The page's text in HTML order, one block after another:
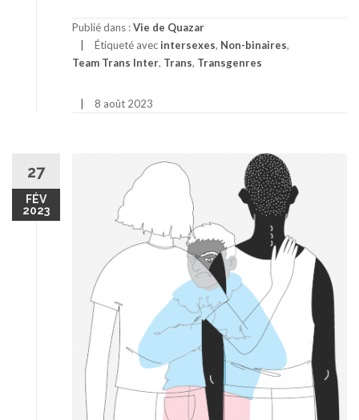
Publié dans :Vie de Quazar
Étiqueté avec intersexes, Non-binaires,
Team Trans Inter, Trans, Transgenres
8 août 2023
27
FÉV
2023